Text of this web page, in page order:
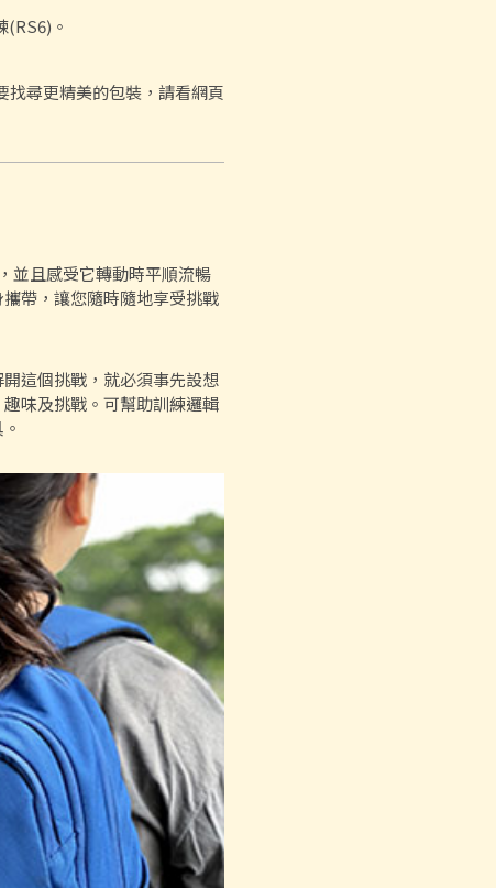
。
找尋更精美的包裝，請看網頁
並且感受它轉動時平順流暢
帶，讓您隨時隨地享受挑戰
這個挑戰，就必須事先設想
味及挑戰。可幫助訓練邏輯